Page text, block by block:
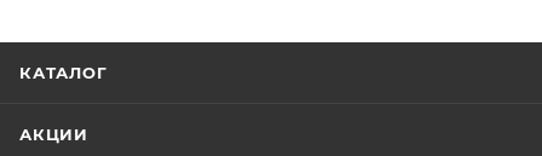
КАТАЛОГ
АКЦИИ